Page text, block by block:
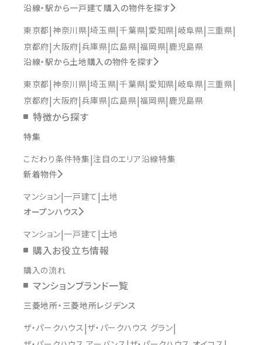
沿線・駅から一戸建て購入の物件を探す
東京都 神奈川県 埼玉県 千葉県 愛知県 岐阜県 三重県
京都府 大阪府 兵庫県 広島県 福岡県 鹿児島県
沿線・駅から土地購入の物件を探す
東京都 神奈川県 埼玉県 千葉県 愛知県 岐阜県 三重県
京都府 大阪府 兵庫県 広島県 福岡県 鹿児島県
特徴から探す
特集
こだわり条件特集 注目のエリア沿線特集
新着物件
マンション 一戸建て 土地
オープンハウス
マンション 一戸建て 土地
購入お役立ち情報
購入の流れ
マンションブランド一覧
三菱地所・三菱地所レジデンス
ザ・パークハウス ザ・パークハウス グラン